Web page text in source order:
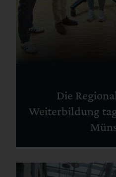
Die
Weiterbildung